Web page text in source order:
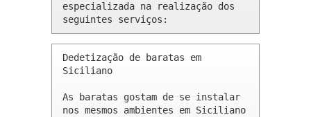
especializada na realização dos
seguintes serviços:
Dedetização de baratas em
Siciliano
As baratas gostam de se instalar
nos mesmos ambientes em Siciliano